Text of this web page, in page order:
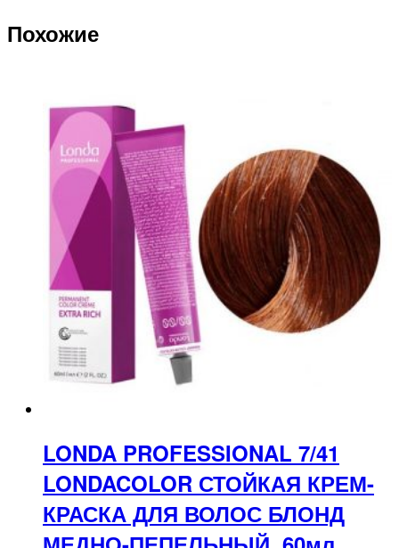
Похожие
LONDA PROFESSIONAL 7/41
LONDACOLOR СТОЙКАЯ КРЕМ-
КРАСКА ДЛЯ ВОЛОС БЛОНД